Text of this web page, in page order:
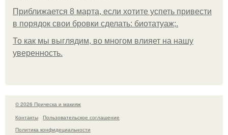
Приближается 8 марта, если хотите успеть привести
в порядок свои бровки сделать: биотатуаж;.
То как мы выглядим, во многом влияет на нашу
уверенность.
© 2026 Прическа и макияж
Контакты
Пользовательское соглашение
Политика конфидециальности